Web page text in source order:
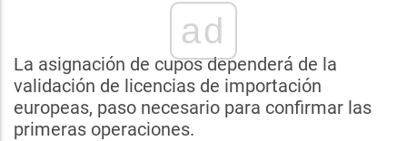
ad
La asignación de cupos dependerá de la
validación de licencias de importación
europeas, paso necesario para confirmar las
primeras operaciones.